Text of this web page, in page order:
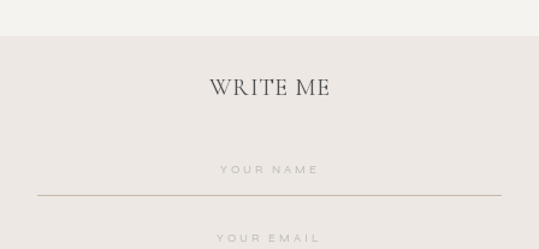
WRITE ME